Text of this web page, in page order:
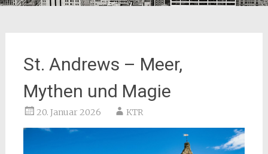
St. Andrews – Meer,
Mythen und Magie
20. Januar 2026 KTR